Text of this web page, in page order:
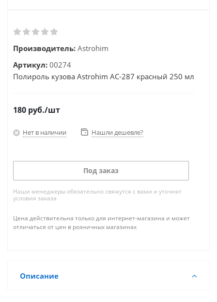
Производитель: Astrohim
Артикул: 00274
Полироль кузова Astrohim АС-287 красный 250 мл
180 руб./шт
Нет в наличии Нашли дешевле?
Под заказ
Наши менеджеры обязательно свяжутся с вами и уточнят
условия заказа
Цена действительна только для интернет-магазина и может
отличаться от цен в розничных магазинах
Описание